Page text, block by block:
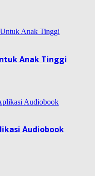
Anak Tinggi
Audiobook